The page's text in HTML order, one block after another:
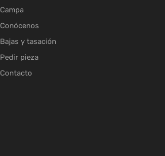
Campa
Conócenos
Bajas y tasación
Pedir pieza
Contacto